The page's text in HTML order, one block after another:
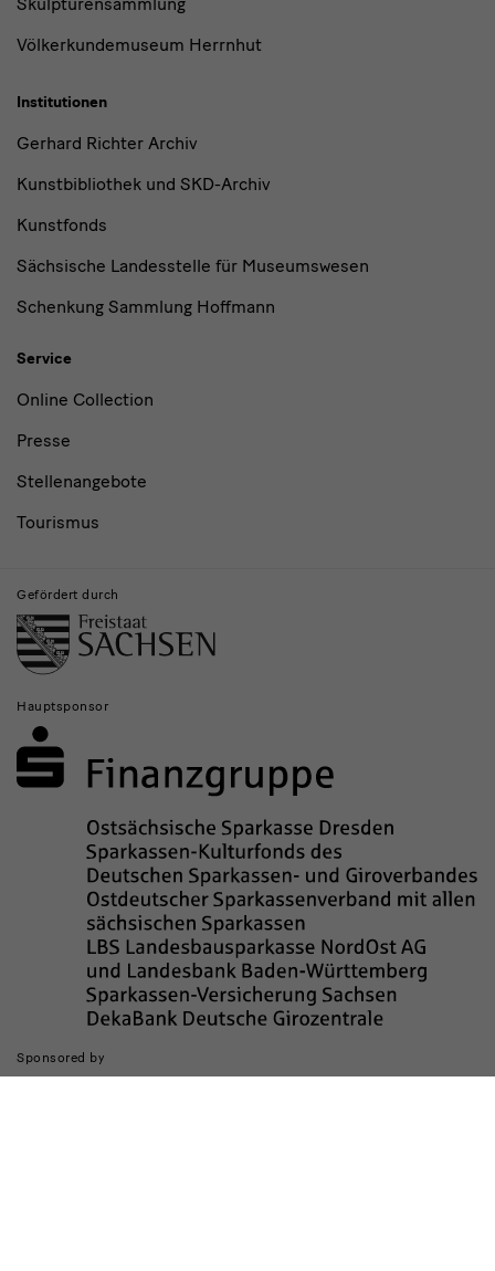
Völkerkundemuseum Herrnhut
Institutionen
Gerhard Richter Archiv
Kunstbibliothek und SKD-Archiv
Kunstfonds
Sächsische Landesstelle für Museumswesen
Schenkung Sammlung Hoffmann
Service
Online Collection
Presse
Stellenangebote
Tourismus
Gefördert durch
Hauptsponsor
Sponsored by